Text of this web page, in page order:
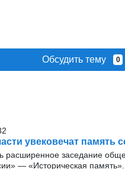
Обсудить тему 0
увековечат память
расширенное заседание
— «Историческая память».